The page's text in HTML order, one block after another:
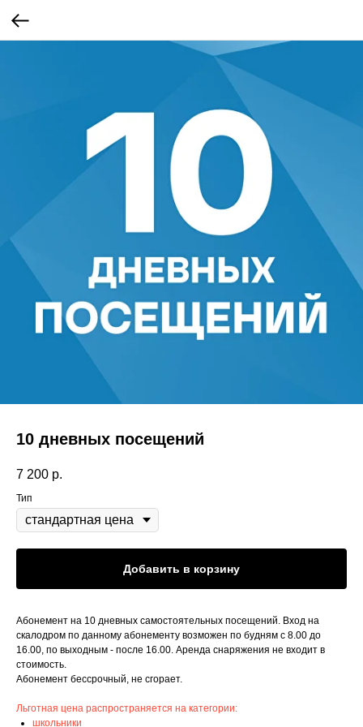
10 дневных посещений
7 200 р.
Тип
Добавить в корзину
Абонемент на 10 дневных самостоятельных посещений. Вход на
скалодром по данному абонементу возможен по будням с 8.00 до
16.00, по выходным - после 16.00. Аренда снаряжения не входит в
стоимость.
Абонемент бессрочный, не сгорает.
Льготная цена распространяется на категории:
школьники